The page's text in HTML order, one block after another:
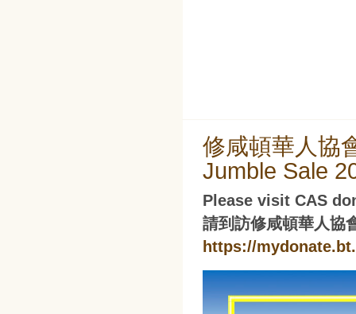
修咸頓華人協
Jumble Sale
Please visit CAS
請到訪修咸頓華人協
https://